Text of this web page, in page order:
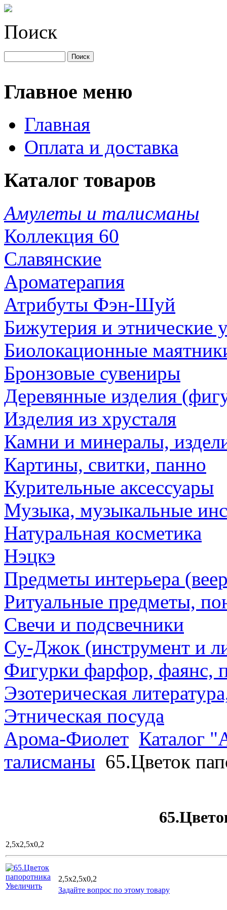
Поиск
Главное меню
Главная
Оплата и доставка
Каталог товаров
Амулеты и талисманы
Коллекция 60
Славянские
Ароматерапия
Атрибуты Фэн-Шуй
Бижутерия и этнические
Биолокационные
Бронзовые сувениры
Деревянные изделия
Изделия из хрусталя
Камни и минералы,
Картины, свитки, панно
Курительные аксессуары
Музыка, музыкальные
Натуральная косметика
Нэцкэ
Предметы интерьера
Ритуальные предметы,
Свечи и подсвечники
Су-Джок (инструмент и
Фигурки фарфор, фаянс,
Эзотерическая
Этническая посуда
Арома-Фиолет Каталог
талисманы 65.Цветок
2,5х2,5х0,2
Увеличить
2,5x2,5x0,2
Задайте вопрос по этому товару